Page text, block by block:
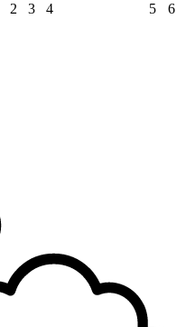
2 3 4 5 6